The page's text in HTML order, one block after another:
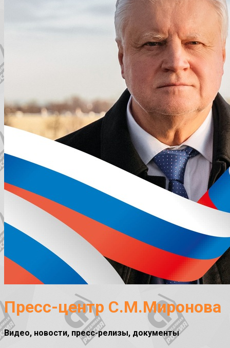
Пресс-центр С.М.Миронова
Видео, новости, пресс-релизы, документы